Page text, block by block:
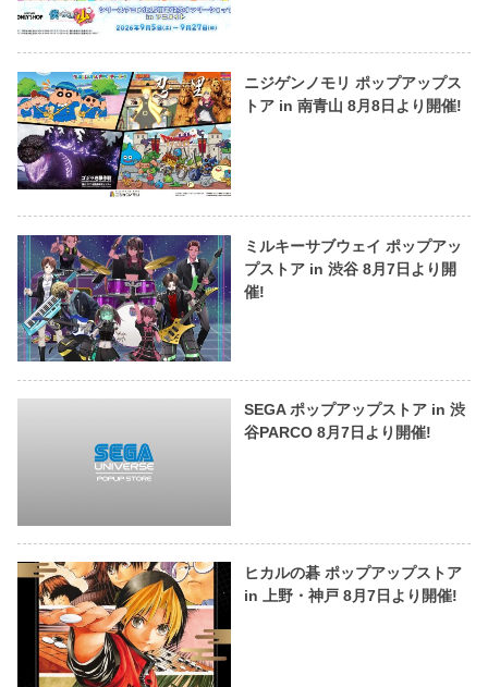
ニジゲンノモリ ポップアップス
トア in 南青山 8月8日より開催!
ミルキーサブウェイ ポップアッ
プストア in 渋谷 8月7日より開
催!
SEGA ポップアップストア in 渋
谷PARCO 8月7日より開催!
ヒカルの碁 ポップアップストア
in 上野・神戸 8月7日より開催!